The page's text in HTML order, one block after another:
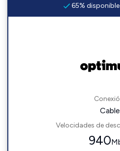
65%
Cable
Velocidades de
940